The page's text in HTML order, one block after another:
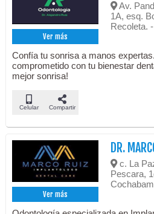
Ver más
Av.
1A, esq.
Recoleta.
Confía tu sonrisa a manos
comprometido con tu bienestar
mejor sonrisa!
Celular Compartir
Ver más
DR.
c. La
Pescara,